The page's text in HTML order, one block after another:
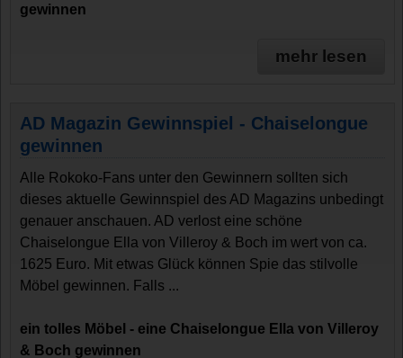
gewinnen
mehr lesen
AD Magazin Gewinnspiel - Chaiselongue
gewinnen
Alle Rokoko-Fans unter den Gewinnern sollten sich
dieses aktuelle Gewinnspiel des AD Magazins unbedingt
genauer anschauen. AD verlost eine schöne
Chaiselongue Ella von Villeroy & Boch im wert von ca.
1625 Euro. Mit etwas Glück können Spie das stilvolle
Möbel gewinnen. Falls ...
ein tolles Möbel - eine Chaiselongue Ella von Villeroy
& Boch gewinnen